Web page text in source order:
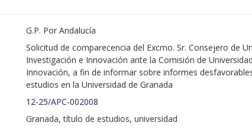
G.P. Por Andalucía
Solicitud de comparecencia del Excmo. Sr. Consejero de
Investigación e Innovación ante la Comisión de
Innovación, a fin de informar sobre informes
estudios en la Universidad de Granada
12-25/APC-002008
Granada, título de estudios, universidad